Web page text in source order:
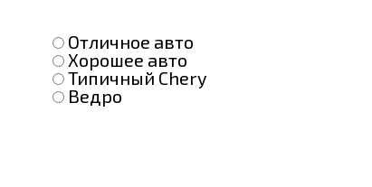
Отличное авто
Хорошее авто
Типичный Chery
Ведро